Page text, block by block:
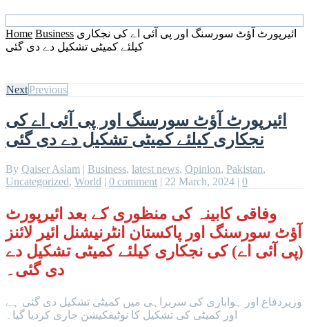
Home Business ائیرپورٹ آؤٹ سورسنگ اور پی آئی اے کی نجکاری
کیلئے کمیٹی تشکیل دے دی گئی
NextPrevious
ائیرپورٹ آؤٹ سورسنگ اور پی آئی اے کی
نجکاری کیلئے کمیٹی تشکیل دے دی گئی
By Qaiser Aslam | Business, latest news, Opinion, Pakistan,
Uncategorized, World | 0 comment | 22 March, 2024 | 0
وفاقی کابینہ کی منظوری کے بعد ائیرپورٹ
آؤٹ سورسنگ اور پاکستان انٹرنیشنل ائیر لائنز
(پی آئی اے) کی نجکاری کیلئے کمیٹی تشکیل دے
دی گئی۔
وزیردفاع اور ہوابازی کی سربراہی میں کمیٹی تشکیل دی گئی ہے
اور کمیٹی کی تشکیل کا نوٹیفکیشن جاری کردیا گیا۔